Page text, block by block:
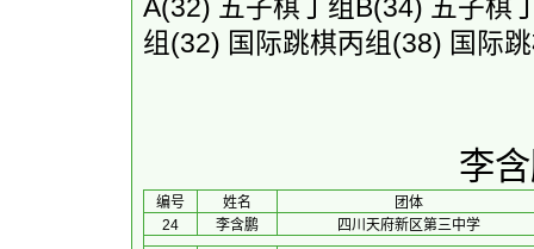
A(32) 五子棋丁组B(34) 五子棋
组(32) 国际跳棋丙组(38) 国际
李
编号 姓名
团体
24
李含鹏
四川天府新区第三中学